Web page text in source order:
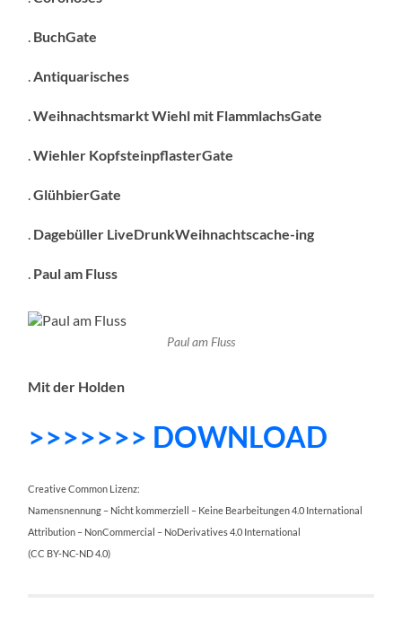
. BuchGate
.Antiquarisches
.Weihnachtsmarkt Wiehl mit FlammlachsGate
.Wiehler KopfsteinpflasterGate
.GlühbierGate
. Dagebüller LiveDrunkWeihnachtscache-ing
. Paul am Fluss
Paul am Fluss
Mit der Holden
>>>>>>> DOWNLOAD
Creative Common Lizenz:
Namensnennung – Nicht kommerziell – Keine Bearbeitungen 4.0 International
Attribution – NonCommercial – NoDerivatives 4.0 International
(CC BY-NC-ND 4.0)